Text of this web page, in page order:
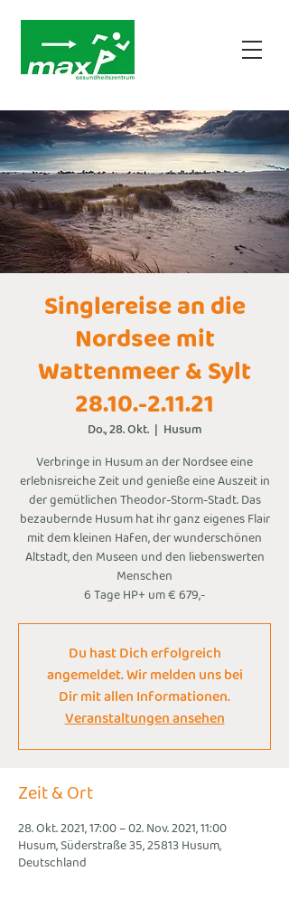
Singlereise an die
Nordsee mit
Wattenmeer & Sylt
28.10.-2.11.21
Do., 28. Okt.
  |
Husum
Verbringe in Husum an der Nordsee eine
erlebnisreiche Zeit und genieße eine Auszeit in
der gemütlichen Theodor-Storm-Stadt. Das
bezaubernde Husum hat ihr ganz eigenes Flair
mit dem kleinen Hafen, der wunderschönen
Altstadt, den Museen und den liebenswerten
Menschen
6 Tage HP+ um € 679,-
Du hast Dich erfolgreich
angemeldet. Wir melden uns bei
Dir mit allen Informationen.
Veranstaltungen ansehen
Zeit & Ort
28. Okt. 2021, 17:00 – 02. Nov. 2021, 11:00
Husum, Süderstraße 35, 25813 Husum,
Deutschland